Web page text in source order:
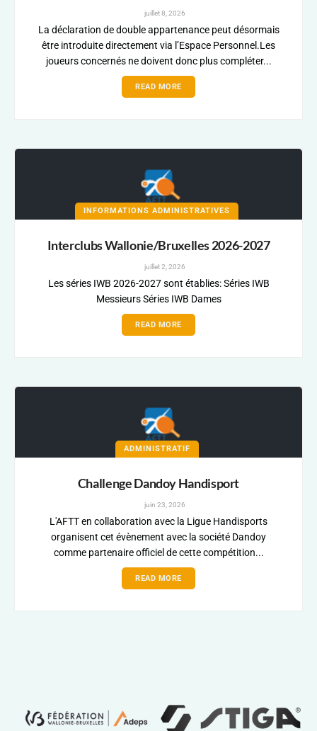
juillet 8, 2026
La déclaration de double appartenance peut désormais
être introduite directement via l’Espace Personnel.Les
joueurs concernés ne doivent donc plus compléter...
READ MORE
INFORMATIONS ADMINISTRATIVES
Interclubs Wallonie/Bruxelles 2026-2027
juillet 2, 2026
Les séries IWB 2026-2027 sont établies: Séries IWB
Messieurs Séries IWB Dames
READ MORE
ADMINISTRATIF
Challenge Dandoy Handisport
juin 23, 2026
L'AFTT en collaboration avec la Ligue Handisports
organisent cet évènement avec la société Dandoy
comme partenaire officiel de cette compétition...
READ MORE